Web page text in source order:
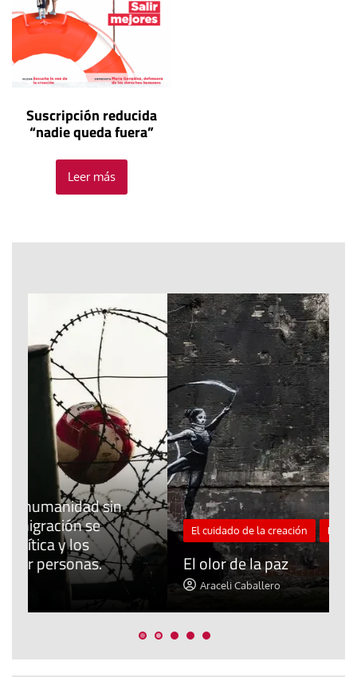
Suscripción reducida
“nadie queda fuera”
Leer más
El cuidado de la creación Revista de Verano
El olor de la paz
Araceli Caballero